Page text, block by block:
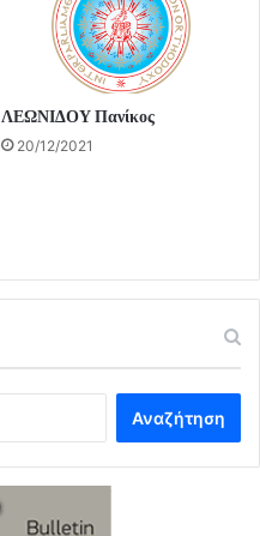
ΛΕΩΝΙΔΟΥ Πανίκος
20/12/2021